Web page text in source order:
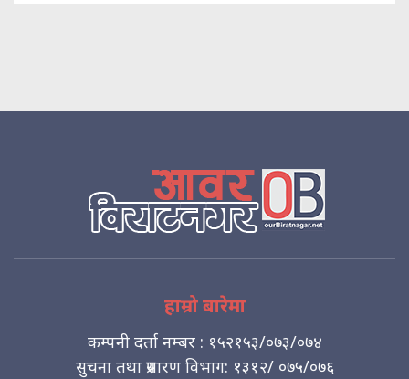
हाम्रो बारेमा
कम्पनी दर्ता नम्बर : १५२१५३/०७३/०७४
सुचना तथा प्रसारण विभाग: १३१२/ ०७५/०७६